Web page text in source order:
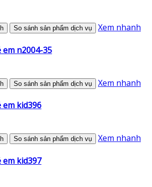
So sánh sản phẩm dịch vụ Xem nhanh
n2004-35
So sánh sản phẩm dịch vụ Xem nhanh
kid396
So sánh sản phẩm dịch vụ Xem nhanh
kid397